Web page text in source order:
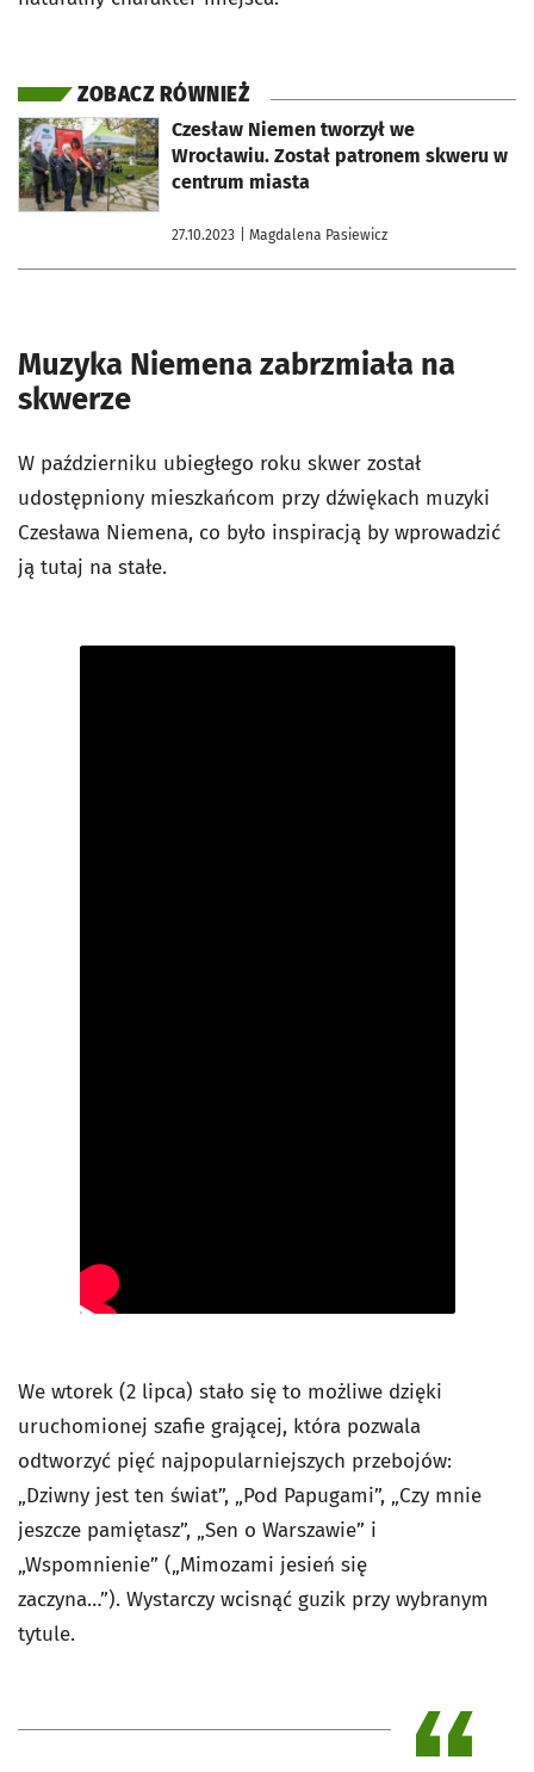
ZOBACZ RÓWNIEŻ
Czesław Niemen tworzył we
Wrocławiu. Został patronem skweru w
centrum miasta
27.10.2023 | Magdalena Pasiewicz
otworzy się w nowej karcie
Muzyka Niemena zabrzmiała na
skwerze
W październiku ubiegłego roku skwer został
udostępniony mieszkańcom przy dźwiękach muzyki
Czesława Niemena, co było inspiracją by wprowadzić
ją tutaj na stałe.
We wtorek (2 lipca) stało się to możliwe dzięki
uruchomionej szafie grającej, która pozwala
odtworzyć pięć najpopularniejszych przebojów:
„Dziwny jest ten świat”, „Pod Papugami”, „Czy mnie
jeszcze pamiętasz”, „Sen o Warszawie” i
„Wspomnienie” („Mimozami jesień się
zaczyna…”). Wystarczy wcisnąć guzik przy wybranym
tytule.